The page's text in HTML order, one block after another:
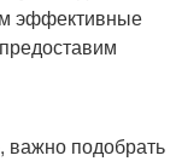
эффективные
важно подобрать